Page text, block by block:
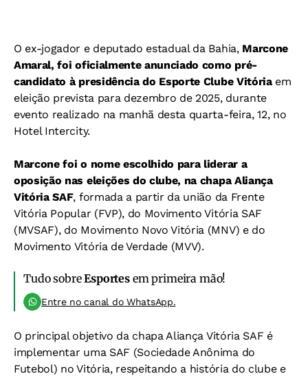
O ex-jogador e deputado estadual da Bahia, Marcone
Amaral, foi oficialmente anunciado como pré-
candidato à presidência do Esporte Clube Vitóriaem
eleição prevista para dezembro de 2025, durante
evento realizado na manhã desta quarta-feira, 12, no
Hotel Intercity.
Marcone foi o nome escolhido para liderar a
oposição nas eleições do clube, na chapa Aliança
Vitória SAF, formada a partir da união da Frente
Vitória Popular (FVP), do Movimento Vitória SAF
(MVSAF), do Movimento Novo Vitória (MNV) e do
Movimento Vitória de Verdade (MVV).
Tudo sobreEsportesem primeira mão!
Entre no canal do WhatsApp.
O principal objetivo da chapa Aliança Vitória SAF é
implementar uma SAF (Sociedade Anônima do
Futebol) no Vitória, respeitando a história do clube e